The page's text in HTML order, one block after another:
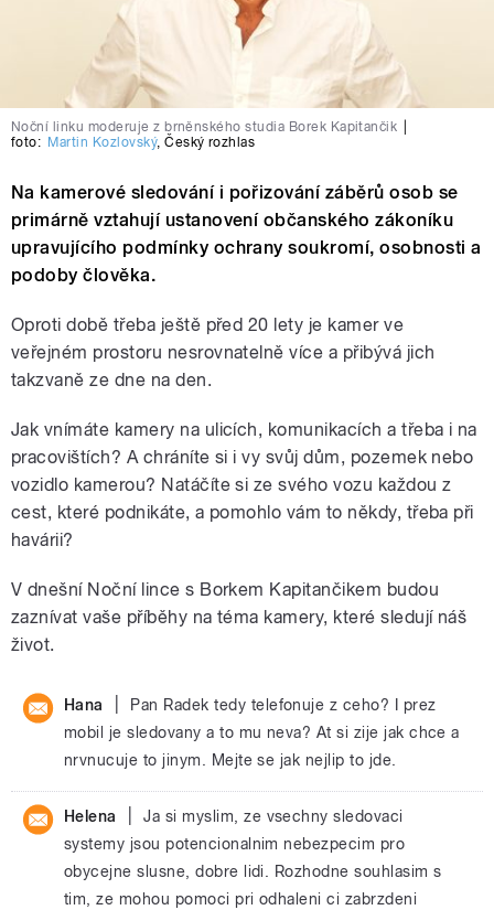
Noční linku moderuje z brněnského studia Borek Kapitančik
foto: Martin Kozlovský,Český rozhlas
Na kamerové sledování i pořizování záběrů osob se
primárně vztahují ustanovení občanského zákoníku
upravujícího podmínky ochrany soukromí, osobnosti a
podoby člověka.
Oproti době třeba ještě před 20 lety je kamer ve
veřejném prostoru nesrovnatelně více a přibývá jich
takzvaně ze dne na den.
Jak vnímáte kamery na ulicích, komunikacích a třeba i na
pracovištích? A chráníte si i vy svůj dům, pozemek nebo
vozidlo kamerou? Natáčíte si ze svého vozu každou z
cest, které podnikáte, a pomohlo vám to někdy, třeba při
havárii?
V dnešní Noční lince s Borkem Kapitančikem budou
zaznívat vaše příběhy na téma kamery, které sledují náš
život.
Hana
Pan Radek tedy telefonuje z ceho? I prez
mobil je sledovany a to mu neva? At si zije jak chce a
nrvnucuje to jinym. Mejte se jak nejlip to jde.
Helena
Ja si myslim, ze vsechny sledovaci
systemy jsou potencionalnim nebezpecim pro
obycejne slusne, dobre lidi. Rozhodne souhlasim s
tim, ze mohou pomoci pri odhaleni ci zabrzdeni